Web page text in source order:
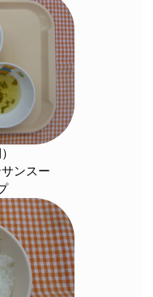
）
ンスー